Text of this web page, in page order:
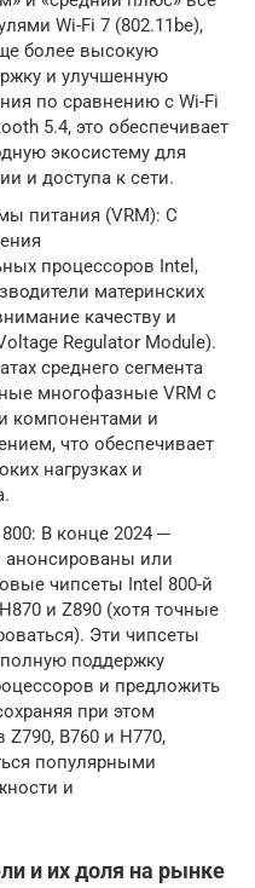
Wi-Fi 7 (802.11be),
более высокую
и улучшенную
по сравнению с Wi-Fi
5.4, это обеспечивает
экосистему для
и доступа к сети.
питания (VRM): С
процессоров Intel,
материнских
качеству и
Regulator Module).
среднего сегмента
многофазные VRM с
компонентами и
что обеспечивает
нагрузках и
В конце 2024 ─
анонсированы или
чипсеты Intel 800-й
и Z890 (хотя точные
Эти чипсеты
поддержку
и предложить
при этом
Z790, B760 и H770,
популярными
и
и их доля на рынке